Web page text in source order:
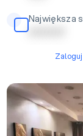
Największa
| | | | | | | | | |
Calisia